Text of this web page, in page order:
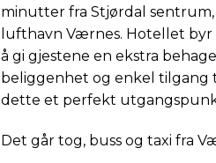
minutter fra Stjørdal
lufthavn Værnes. Hotellet
å gi gjestene en ekstra
beliggenhet og enkel
dette et perfekt
Det går tog, buss og taxi fra